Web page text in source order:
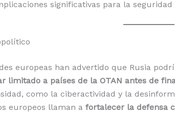
significativas para la
europeas han advertido que Rusia
limitado a países de la OTAN antes de
como la ciberactividad y la
europeos llaman a fortalecer la defensa